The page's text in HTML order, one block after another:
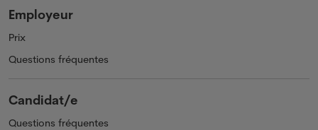
Employeur
Prix
Questions fréquentes
Candidat/e
Questions fréquentes